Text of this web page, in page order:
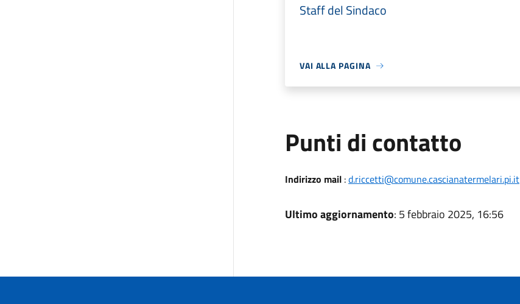
Staff del Sindaco
VAI ALLA PAGINA
Punti di contatto
Indirizzo mail:d.riccetti@comune.cascianatermelari.pi.it
Ultimo aggiornamento: 5 febbraio 2025, 16:56